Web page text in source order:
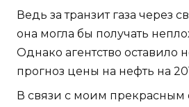
Ведь за транзит газа через
она могла бы получать
Однако агентство оставило
прогноз цены на нефть на
В связи с моим